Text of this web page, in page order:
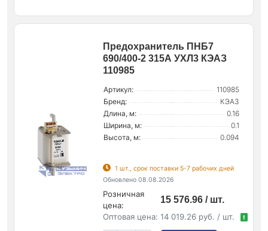
Предохранитель ПНБ7
690/400-2 315А УХЛ3 КЭАЗ
110985
Артикул:
110985
Бренд:
КЭАЗ
Длина, м:
0.16
Ширина, м:
0.1
Высота, м:
0.094
1 шт., срок поставки 5-7 рабочих дней
Обновлено 08.08.2026
Розничная
цена:
15 576.96 / шт.
Оптовая цена: 14 019.26 руб. / шт. !